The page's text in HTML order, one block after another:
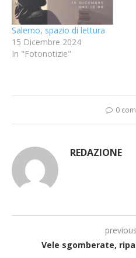
Salerno, spazio di lettura
15 Dicembre 2024
In "Fotonotizie"
0
REDAZIONE
Vele sgomberate,